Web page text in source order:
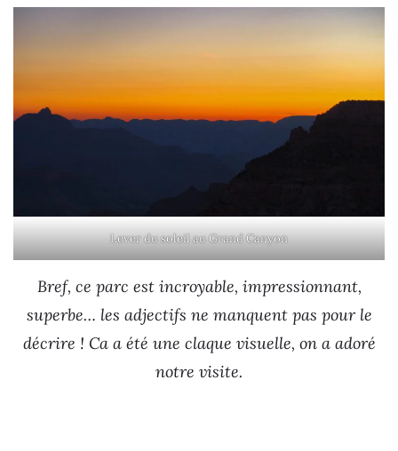
Lever du soleil au Grand Canyon
Bref, ce parc est incroyable, impressionnant,
superbe… les adjectifs ne manquent pas pour le
décrire ! Ca a été une claque visuelle, on a adoré
notre visite.